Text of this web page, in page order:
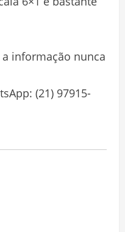
a informação nunca
(21) 97915-